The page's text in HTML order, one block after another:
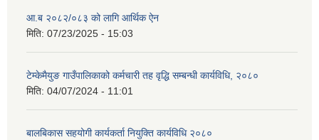
आ.ब २०८२/०८३ को लागि आर्थिक ऐन
मिति: 07/23/2025 - 15:03
टेम्केमैयुङ गाउँपालिकाको कर्मचारी तह वृद्धि सम्बन्धी कार्यविधि, २०८०
मिति: 04/07/2024 - 11:01
बालबिकास सहयोगी कार्यकर्ता नियुक्ति कार्यविधि २०८०